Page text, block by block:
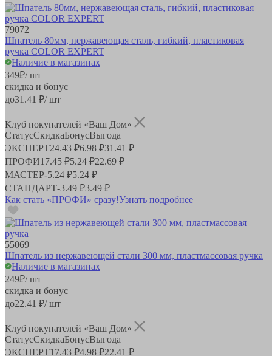
79072
Шпатель 80мм, нержавеющая сталь, гибкий, пластиковая
ручка COLOR EXPERT
Наличие в магазинах
349₽/ шт
скидка и бонус
до31.41 ₽/ шт
Клуб покупателей «Ваш Дом»
СтатусСкидкаБонусВыгода
ЭКСПЕРТ24.43 ₽6.98 ₽31.41 ₽
ПРОФИ17.45 ₽5.24 ₽22.69 ₽
МАСТЕР-5.24 ₽5.24 ₽
СТАНДАРТ-3.49 ₽3.49 ₽
Как стать «ПРОФИ» сразу!Узнать подробнее
55069
Шпатель из нержавеющей стали 300 мм, пластмассовая ручка
Наличие в магазинах
249₽/ шт
скидка и бонус
до22.41 ₽/ шт
Клуб покупателей «Ваш Дом»
СтатусСкидкаБонусВыгода
ЭКСПЕРТ17.43 ₽4.98 ₽22.41 ₽